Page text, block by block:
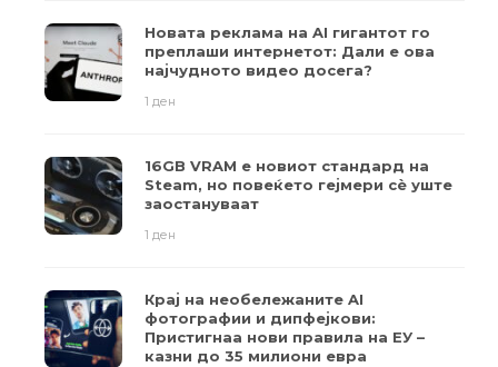
Новата реклама на AI гигантот го
преплаши интернетот: Дали е ова
најчудното видео досега?
1 ден
16GB VRAM е новиот стандард на
Steam, но повеќето гејмери ​​сè уште
заостануваат
1 ден
Крај на необележаните AI
фотографии и дипфејкови:
Пристигнаа нови правила на ЕУ –
казни до 35 милиони евра